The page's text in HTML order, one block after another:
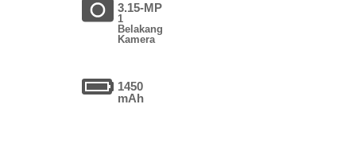
3.15-MP
1
Belakang
Kamera
1450
mAh